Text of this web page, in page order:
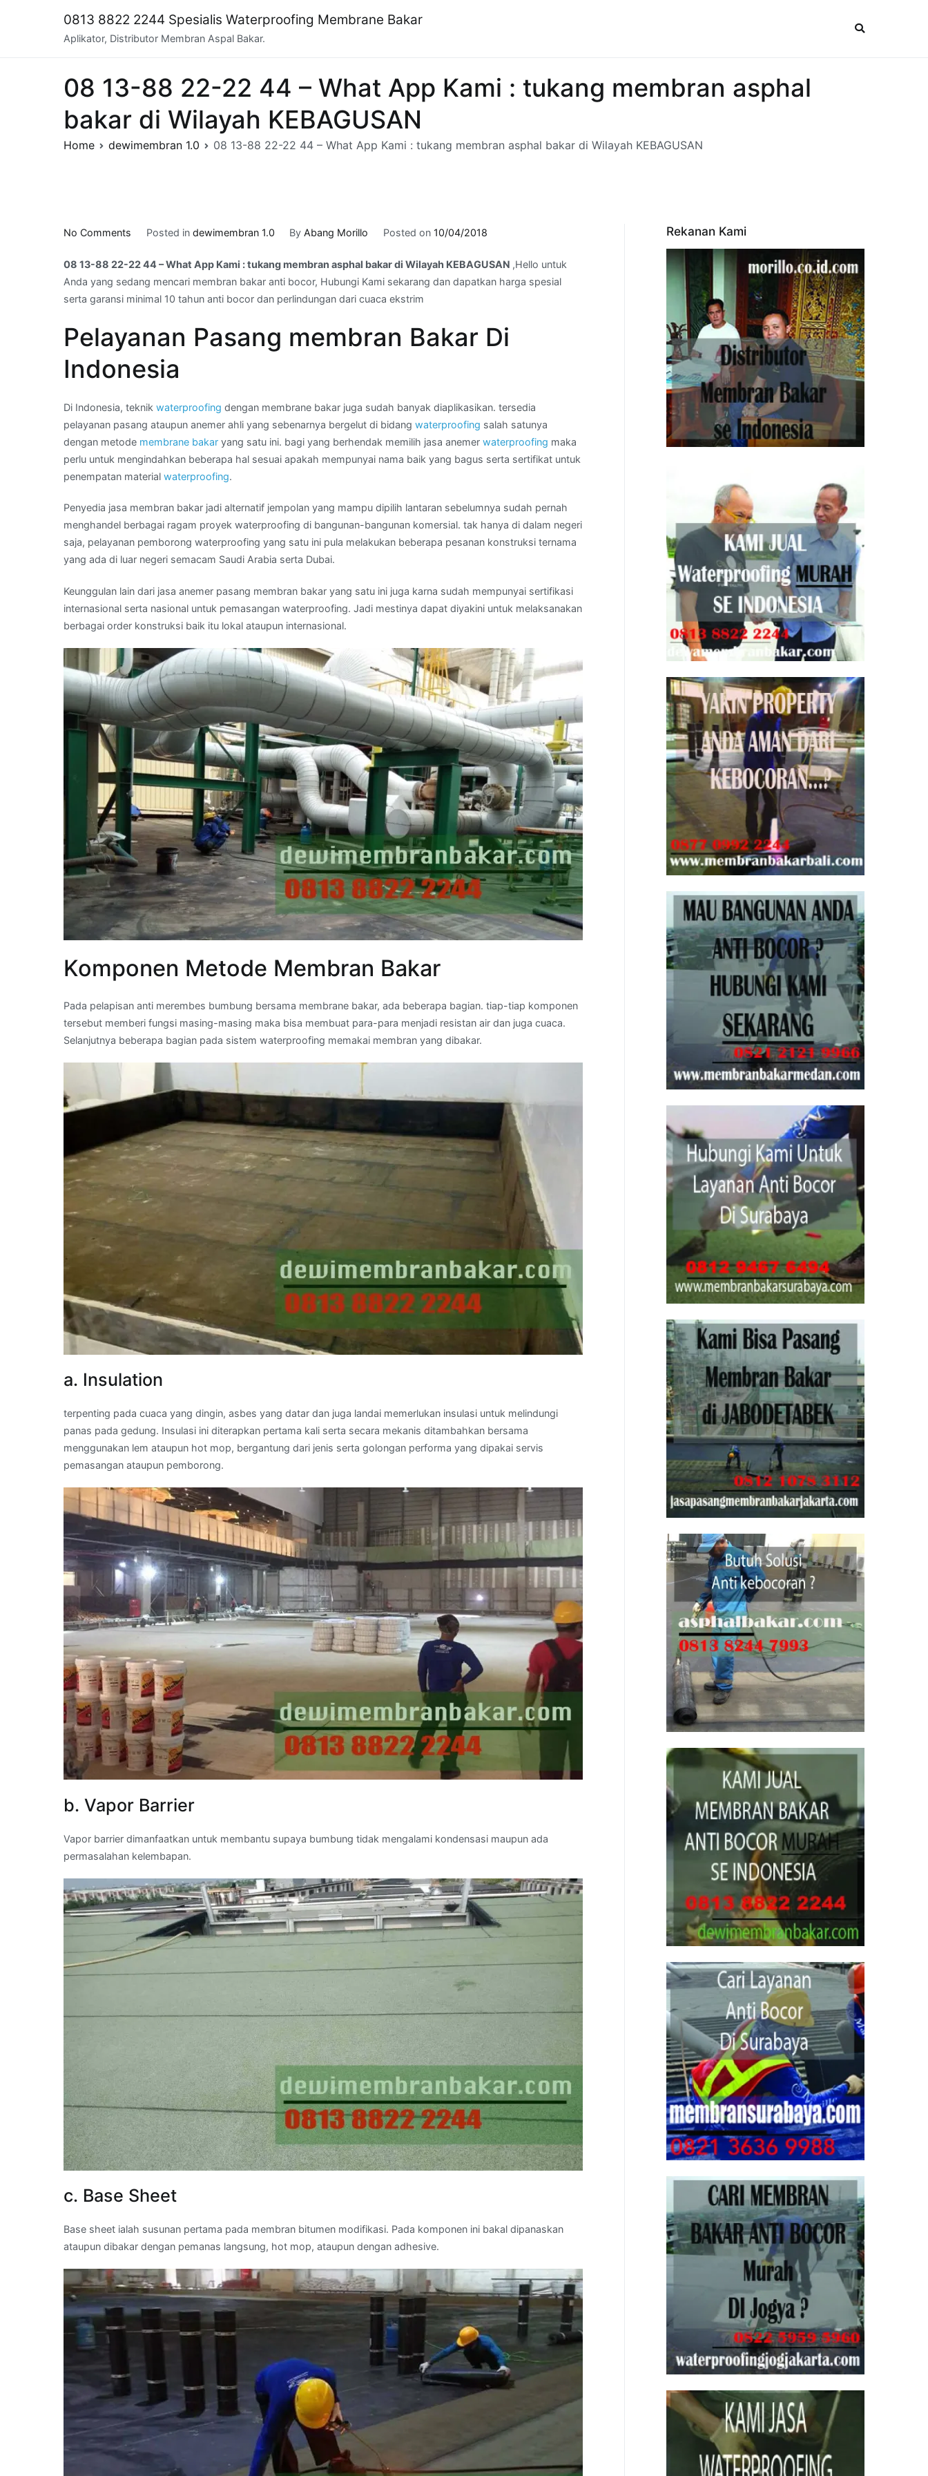
0813 8822 2244 Spesialis Waterproofing Membrane Bakar
Aplikator, Distributor Membran Aspal Bakar.
08 13-88 22-22 44 – What App Kami : tukang membran asphal
bakar di Wilayah KEBAGUSAN
Home dewimembran 1.0 08 13-88 22-22 44 – What App Kami : tukang membran asphal bakar di Wilayah KEBAGUSAN
No Comments
13-
88
22-
44
What
Kami
:
tukang
membran
asphal
di
Wilayah
KEBAGUSAN
Posted in dewimembran 1.0 ByAbang Morillo Posted on 10/04/2018
08 13-88 22-22 44 – What App Kami : tukang membran asphal bakar di Wilayah KEBAGUSAN ,Hello untuk
Anda yang sedang mencari membran bakar anti bocor, Hubungi Kami sekarang dan dapatkan harga spesial
serta garansi minimal 10 tahun anti bocor dan perlindungan dari cuaca ekstrim
Pelayanan Pasang membran Bakar Di
Indonesia
Di Indonesia, teknik waterproofing dengan membrane bakar juga sudah banyak diaplikasikan. tersedia
pelayanan pasang ataupun anemer ahli yang sebenarnya bergelut di bidang waterproofing salah satunya
dengan metode membrane bakar yang satu ini. bagi yang berhendak memilih jasa anemer waterproofing maka
perlu untuk mengindahkan beberapa hal sesuai apakah mempunyai nama baik yang bagus serta sertifikat untuk
penempatan material waterproofing.
Penyedia jasa membran bakar jadi alternatif jempolan yang mampu dipilih lantaran sebelumnya sudah pernah
menghandel berbagai ragam proyek waterproofing di bangunan-bangunan komersial. tak hanya di dalam negeri
saja, pelayanan pemborong waterproofing yang satu ini pula melakukan beberapa pesanan konstruksi ternama
yang ada di luar negeri semacam Saudi Arabia serta Dubai.
Keunggulan lain dari jasa anemer pasang membran bakar yang satu ini juga karna sudah mempunyai sertifikasi
internasional serta nasional untuk pemasangan waterproofing. Jadi mestinya dapat diyakini untuk melaksanakan
berbagai order konstruksi baik itu lokal ataupun internasional.
Komponen Metode Membran Bakar
Pada pelapisan anti merembes bumbung bersama membrane bakar, ada beberapa bagian. tiap-tiap komponen
tersebut memberi fungsi masing-masing maka bisa membuat para-para menjadi resistan air dan juga cuaca.
Selanjutnya beberapa bagian pada sistem waterproofing memakai membran yang dibakar.
a. Insulation
terpenting pada cuaca yang dingin, asbes yang datar dan juga landai memerlukan insulasi untuk melindungi
panas pada gedung. Insulasi ini diterapkan pertama kali serta secara mekanis ditambahkan bersama
menggunakan lem ataupun hot mop, bergantung dari jenis serta golongan performa yang dipakai servis
pemasangan ataupun pemborong.
b. Vapor Barrier
Vapor barrier dimanfaatkan untuk membantu supaya bumbung tidak mengalami kondensasi maupun ada
permasalahan kelembapan.
c. Base Sheet
Base sheet ialah susunan pertama pada membran bitumen modifikasi. Pada komponen ini bakal dipanaskan
ataupun dibakar dengan pemanas langsung, hot mop, ataupun dengan adhesive.
Rekanan Kami